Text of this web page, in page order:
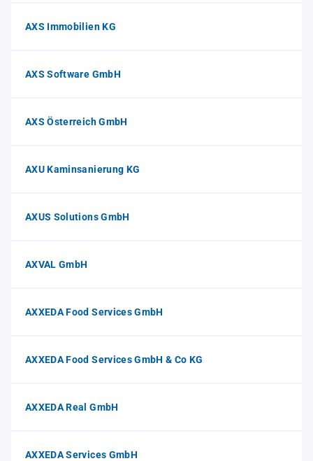
AXS Immobilien KG
AXS Software GmbH
AXS Österreich GmbH
AXU Kaminsanierung KG
AXUS Solutions GmbH
AXVAL GmbH
AXXEDA Food Services GmbH
AXXEDA Food Services GmbH & Co KG
AXXEDA Real GmbH
AXXEDA Services GmbH